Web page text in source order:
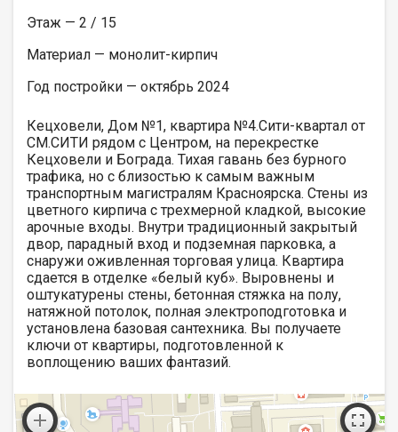
Этаж — 2 / 15
Материал — монолит-кирпич
Год постройки — октябрь 2024
Кецховели, Дом №1, квартира №4.Сити-квартал от
СМ.СИТИ рядом с Центром, на перекрестке
Кецховели и Бограда. Тихая гавань без бурного
трафика, но с близостью к самым важным
транспортным магистралям Красноярска. Стены из
цветного кирпича с трехмерной кладкой, высокие
арочные входы. Внутри традиционный закрытый
двор, парадный вход и подземная парковка, а
снаружи оживленная торговая улица. Квартира
сдается в отделке «белый куб». Выровнены и
оштукатурены стены, бетонная стяжка на полу,
натяжной потолок, полная электроподготовка и
установлена базовая сантехника. Вы получаете
ключи от квартиры, подготовленной к
воплощению ваших фантазий.